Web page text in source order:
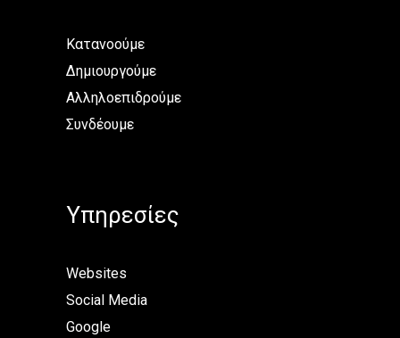
Κατανοούμε
Δημιουργούμε
Αλληλοεπιδρούμε
Συνδέουμε
Υπηρεσίες
Websites
Social Media
Google